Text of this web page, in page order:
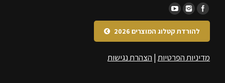
להורדת קטלוג המוצרים 2026
מדיניות הפרטיות | הצהרת נגישות